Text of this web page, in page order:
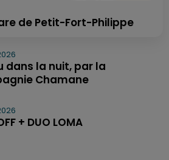
de Petit-Fort-Philippe
dans la nuit, par la
Chamane
+ DUO LOMA